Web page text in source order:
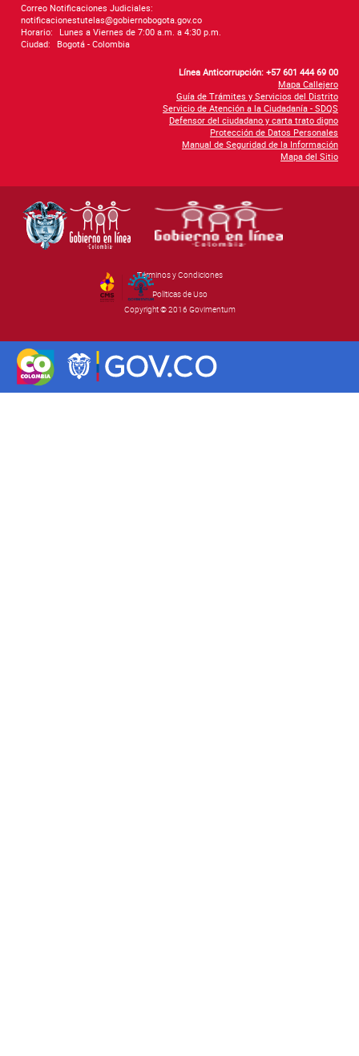
Correo Notificaciones Judiciales:
notificacionestutelas@gobiernobogota.gov.co
Horario:
Lunes a Viernes de 7:00 a.m. a 4:30 p.m.
Ciudad:
Bogotá - Colombia
Línea Anticorrupción: +57 601 444 69 00
Mapa Callejero
Guía de Trámites y Servicios del Distrito
Servicio de Atención a la Ciudadanía - SDQS
Defensor del ciudadano y carta trato digno
Protección de Datos Personales
Manual de Seguridad de la Información
Mapa del Sitio
Términos y Condiciones
Políticas de Uso
Copyright © 2016 Govimentum
By Govimentum